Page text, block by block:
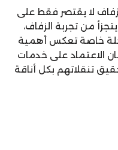
لا يقتصر فقط على
من تجربة الزفاف،
خاصة تعكس أهمية
الاعتماد على خدمات
تنقلاتهم بكل أناقة